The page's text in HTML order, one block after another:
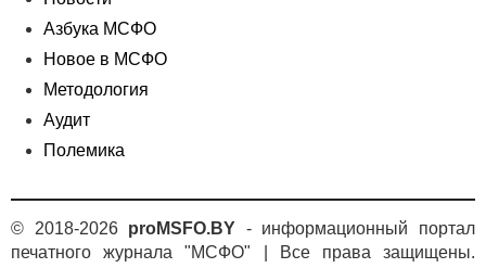
Азбука МСФО
Новое в МСФО
Методология
Аудит
Полемика
© 2018-2026 proMSFO.BY - информационный портал
печатного журнала "МСФО" | Все права защищены.